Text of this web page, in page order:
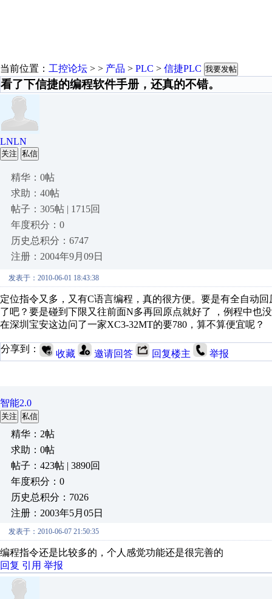
当前位置： 工控论坛 > > 产品 > PLC > 信捷PLC 我要发帖
看了下信捷的编程软件手册，还真的不错。
LNLN
关注 私信
精华：0帖
求助：40帖
帖子：305帖 | 1715回
年度积分：0
历史总积分：6747
注册：2004年9月09日
发表于：2010-06-01 18:43:38
定位指令又多，又有C语言编程，真的很方便。要是有全自动
了吧？要是碰到下限又往前面N多再回原点就好了 ，例程中也
在深圳宝安这边问了一家XC3-32MT的要780，算不算便宜呢？
分享到： 收藏 邀请回答 回复楼主 举报
智能2.0
关注 私信
精华：2帖
求助：0帖
帖子：423帖 | 3890回
年度积分：0
历史总积分：7026
注册：2003年5月05日
发表于：2010-06-07 21:50:35
编程指令还是比较多的，个人感觉功能还是很完善的
回复 引用 举报